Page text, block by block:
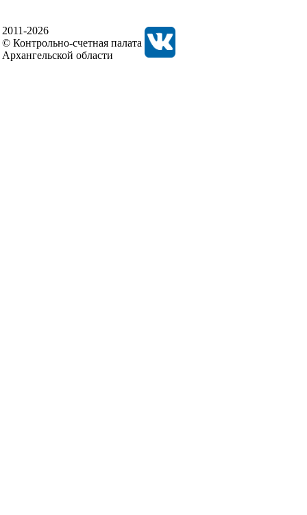
2011-2026
© Контрольно-счетная палата
Архангельской области